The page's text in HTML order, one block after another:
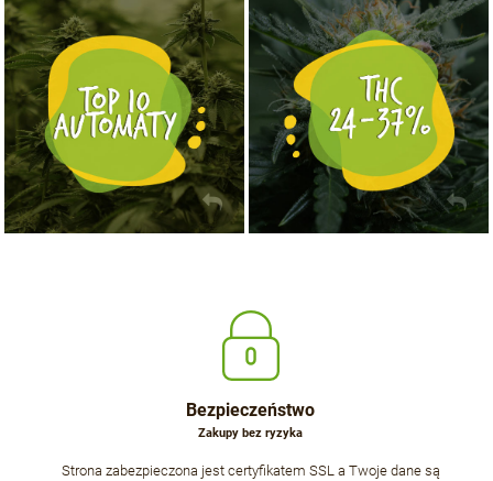
NASIONA MARIHUANY TOP 10 AUTOFLOWERING
KUP TERAZ MOCNE ODMIANY MARIHUANY THC OD 24 - 37%
KUP TERAZ
Bezpieczeństwo
Zakupy bez ryzyka
Strona zabezpieczona jest certyfikatem SSL a Twoje dane są